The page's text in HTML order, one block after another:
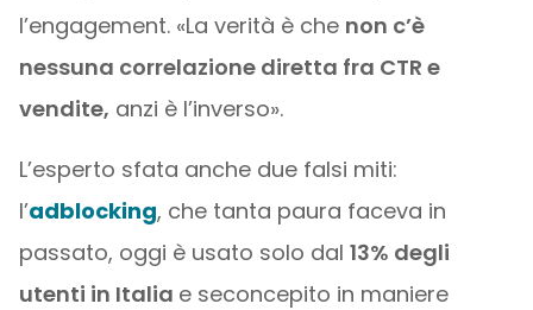
l’engagement. «La verità è che non c’è
nessuna correlazione diretta fra CTR e
vendite, anzi è l’inverso».
L’esperto sfata anche due falsi miti:
l’adblocking, che tanta paura faceva in
passato, oggi è usato solo dal 13% degli
utenti in Italia e seconcepito in maniere